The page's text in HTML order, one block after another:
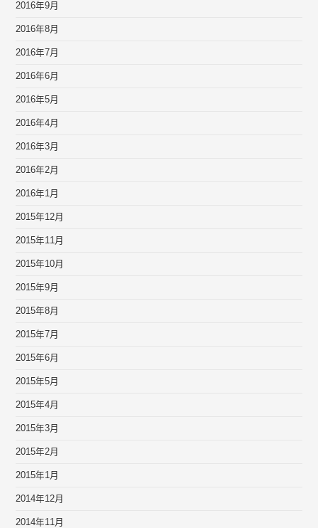
2016年9月
2016年8月
2016年7月
2016年6月
2016年5月
2016年4月
2016年3月
2016年2月
2016年1月
2015年12月
2015年11月
2015年10月
2015年9月
2015年8月
2015年7月
2015年6月
2015年5月
2015年4月
2015年3月
2015年2月
2015年1月
2014年12月
2014年11月